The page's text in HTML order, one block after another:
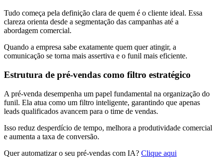
Tudo começa pela definição clara de quem é o cliente ideal. Essa
clareza orienta desde a segmentação das campanhas até a
abordagem comercial.
Quando a empresa sabe exatamente quem quer atingir, a
comunicação se torna mais assertiva e o funil mais eficiente.
Estrutura de pré-vendas como filtro estratégico
A pré-venda desempenha um papel fundamental na organização do
funil. Ela atua como um filtro inteligente, garantindo que apenas
leads qualificados avancem para o time de vendas.
Isso reduz desperdício de tempo, melhora a produtividade comercial
e aumenta a taxa de conversão.
Quer automatizar o seu pré-vendas com IA? Clique aqui